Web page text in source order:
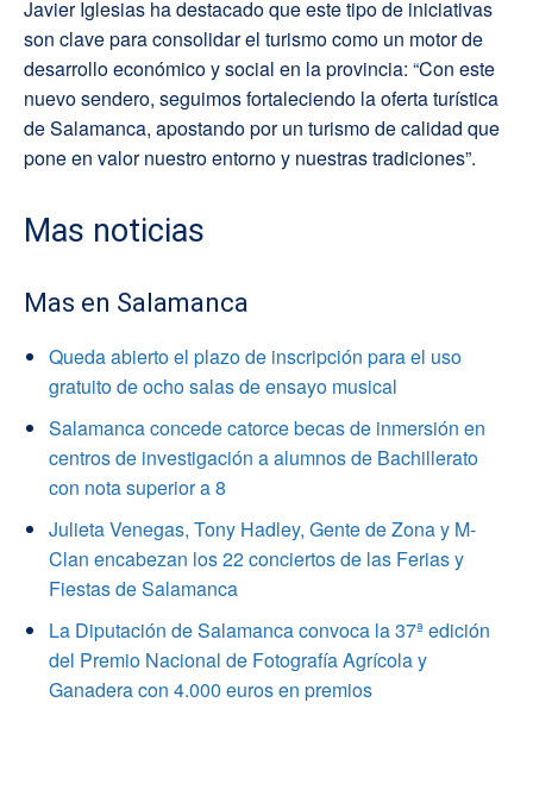
Javier Iglesias ha destacado que este tipo de iniciativas
son clave para consolidar el turismo como un motor de
desarrollo económico y social en la provincia: “Con este
nuevo sendero, seguimos fortaleciendo la oferta turística
de Salamanca, apostando por un turismo de calidad que
pone en valor nuestro entorno y nuestras tradiciones”.
Mas noticias
Mas en Salamanca
Queda abierto el plazo de inscripción para el uso
gratuito de ocho salas de ensayo musical
Salamanca concede catorce becas de inmersión en
centros de investigación a alumnos de Bachillerato
con nota superior a 8
Julieta Venegas, Tony Hadley, Gente de Zona y M-
Clan encabezan los 22 conciertos de las Ferias y
Fiestas de Salamanca
La Diputación de Salamanca convoca la 37ª edición
del Premio Nacional de Fotografía Agrícola y
Ganadera con 4.000 euros en premios